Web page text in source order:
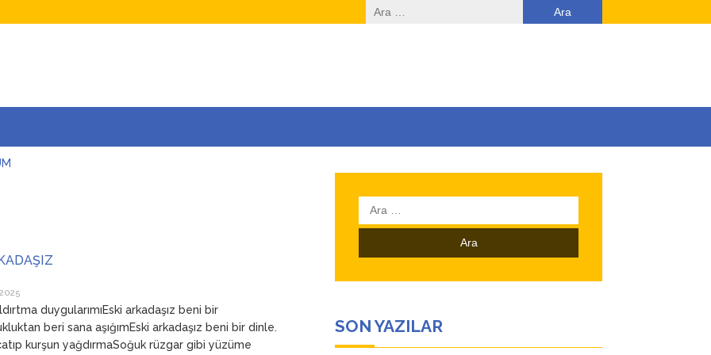
Arama:
duygularımıEski arkadaşız beni bir
beri sana aşığımEski arkadaşız beni bir dinle.
çatıp kurşun yağdırmaSoğuk rüzgar gibi yüzüme
Arama:
SON YAZILAR